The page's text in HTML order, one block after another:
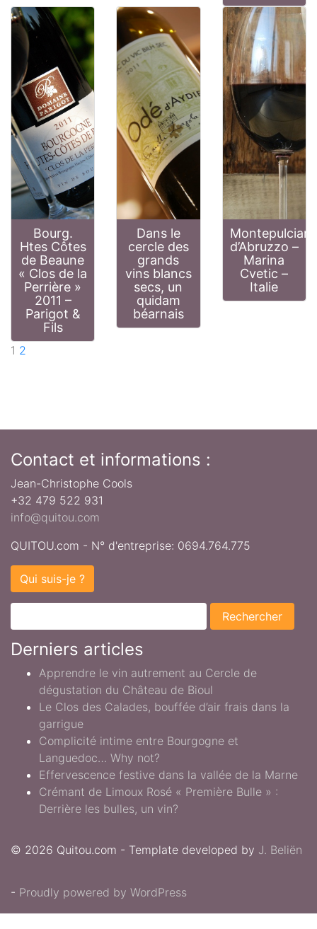
Bourg.
Htes Côtes
de Beaune
« Clos de la
Perrière »
2011 –
Parigot &
Fils
Dans le
cercle des
grands
vins blancs
secs, un
quidam
béarnais
d’Abruzzo –
Marina
Cvetic –
Italie
Page
1 Page
2
Contact et informations :
Jean-Christophe Cools
+32 479 522 931
info@quitou.com
QUITOU.com - N° d'entreprise: 0694.764.775
Qui suis-je ?
Derniers articles
Apprendre le vin autrement au Cercle de
dégustation du Château de Bioul
Le Clos des Calades, bouffée d’air frais dans la
garrigue
Complicité intime entre Bourgogne et
Languedoc… Why not?
Effervescence festive dans la vallée de la Marne
Crémant de Limoux Rosé « Première Bulle » :
Derrière les bulles, un vin?
© 2026 Quitou.com - Template developed by J. Beliën
- Proudly powered by WordPress